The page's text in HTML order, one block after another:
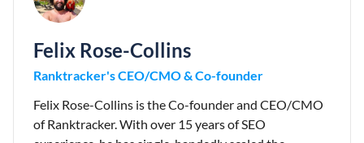
Felix Rose-Collins
Ranktracker's CEO/CMO & Co-founder
Felix Rose-Collins is the Co-founder and CEO/CMO
of Ranktracker. With over 15 years of SEO